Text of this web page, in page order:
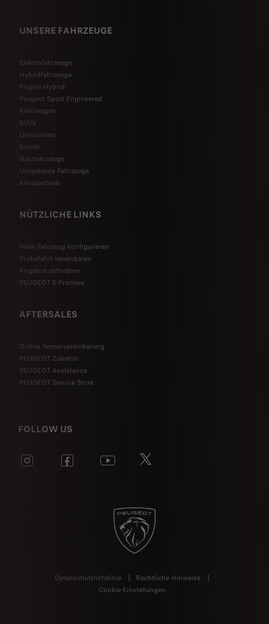
UNSERE FAHRZEUGE
Elektrofahrzeuge
Hybridfahrzeuge
Plug-In Hybrid
Peugeot Sport Engineered
Kleinwagen
SUVs
Limousinen
Kombi
Nutzfahrzeuge
Umgebaute Fahrzeuge
Allradantrieb
NÜTZLICHE LINKS
Mein Fahrzeug konfigurieren
Probefahrt vereinbaren
Angebot anfordern
PEUGEOT E-Promise
AFTERSALES
Online Terminvereinbarung
PEUGEOT Zubehör
PEUGEOT Assistance
PEUGEOT Service Store
FOLLOW US
Datenschutzrichtlinie
Rechtliche Hinweise
Cookie-Einstellungen